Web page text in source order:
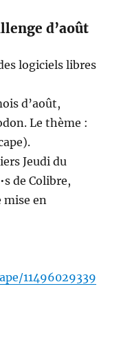
d’août
logiciels libres
d’août,
Le thème :
Jeudi du
de Colibre,
mise en
11496029339